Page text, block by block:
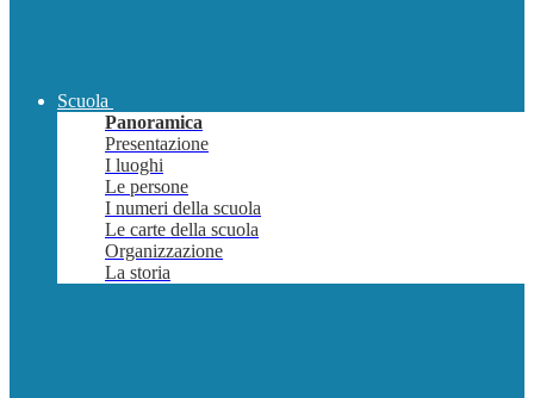
Scuola
Panoramica
Presentazione
I luoghi
Le persone
I numeri della scuola
Le carte della scuola
Organizzazione
La storia